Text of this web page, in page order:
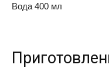
Вода 400 мл